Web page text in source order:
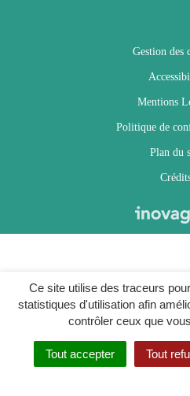
Ce site utilise des traceurs
statistiques d'utilisation afin
contrôler ceux que
Tout accepter Tout
Gestion des
Mentions
Politique de
Plan du